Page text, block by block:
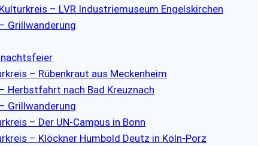
Kulturkreis – LVR Industriemuseum Engelskirchen
Grillwanderung
– Rübenkraut aus Meckenheim
– Herbstfahrt nach Bad Kreuznach
Grillwanderung
– Der UN-Campus in Bonn
– Klöckner Humbold Deutz in Köln-Porz